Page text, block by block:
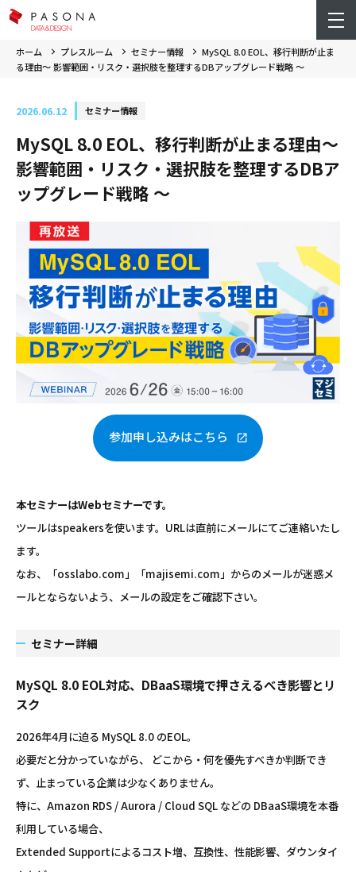
ホーム プレスルーム セミナー情報
MySQL 8.0 EOL、移行判断が止ま
る理由～ 影響範囲・リスク・選択肢を整理するDBアップグレード戦略 ～
2026.06.12 セミナー情報
MySQL 8.0 EOL、移行判断が止まる理由～
影響範囲・リスク・選択肢を整理するDBア
ップグレード戦略 ～
参加申し込みはこちら
本セミナーはWebセミナーです。
ツールはspeakersを使います。URLは直前にメールにてご連絡いたし
ます。
なお、「osslabo.com」「majisemi.com」からのメールが迷惑メ
ールとならないよう、メールの設定をご確認下さい。
セミナー詳細
MySQL 8.0 EOL対応、DBaaS環境で押さえるべき影響とリ
スク
2026年4月に迫る MySQL 8.0 のEOL。
必要だと分かっていながら、 どこから・何を優先すべきか判断でき
ず、止まっている企業は少なくありません。
特に、Amazon RDS / Aurora / Cloud SQL などの DBaaS環境を本番
利用している場合、
Extended Supportによるコスト増、互換性、性能影響、ダウンタイ